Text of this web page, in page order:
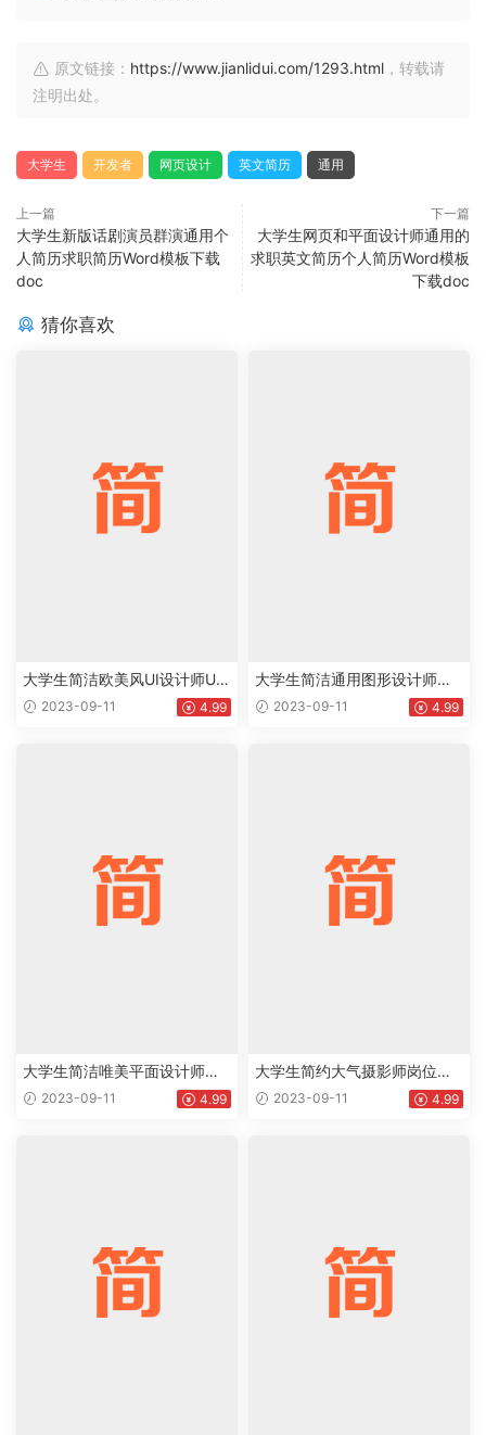
原文链接： https://www.jianlidui.com/1293.html ，转载请
注明出处。
大学生 开发者 网页设计 英文简历 通用
上一篇
大学生新版话剧演员群演通用个
人简历求职简历Word模板下载
doc
下一篇
大学生网页和平面设计师通用的
求职英文简历个人简历Word模板
下载doc
猜你喜欢
大学生简洁欧美风UI设计师UX
设计师个人英文简历Word模板
2023-09-11 4.99
大学生简洁通用图形设计师个
人英文简历Word模板下载doc
2023-09-11 4.99
大学生简洁唯美平面设计师个
人英文版简历Word模板下载do
2023-09-11 4.99
大学生简约大气摄影师岗位个
人通用英文简历Word模板下载
2023-09-11 4.99